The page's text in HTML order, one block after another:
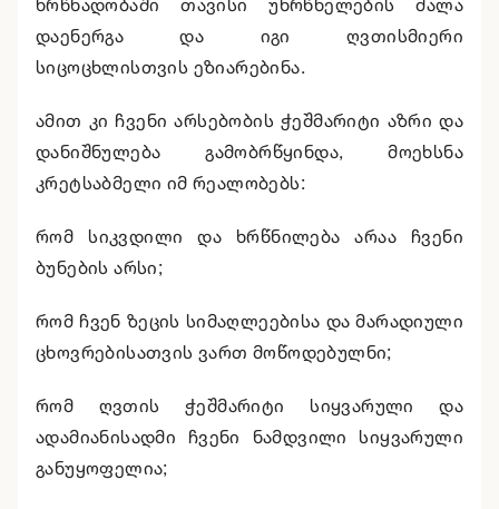
ხრწნადობაში თავისი უხრწნელების ძალა
დაენერგა და იგი ღვთისმიერი
სიცოცხლისთვის ეზიარებინა.
ამით კი ჩვენი არსებობის ჭეშმარიტი აზრი და
დანიშნულება გამობრწყინდა, მოეხსნა
კრეტსაბმელი იმ რეალობებს:
რომ სიკვდილი და ხრწნილება არაა ჩვენი
ბუნების არსი;
რომ ჩვენ ზეცის სიმაღლეებისა და მარადიული
ცხოვრებისათვის ვართ მოწოდებულნი;
რომ ღვთის ჭეშმარიტი სიყვარული და
ადამიანისადმი ჩვენი ნამდვილი სიყვარული
განუყოფელია;